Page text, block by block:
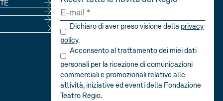
Dichiaro di aver preso visione della privacy
policy.
Acconsento al trattamento dei miei dati
personali per la ricezione di comunicazioni
commerciali e promozionali relative alle
attività, iniziative ed eventi della Fondazione
Teatro Regio.